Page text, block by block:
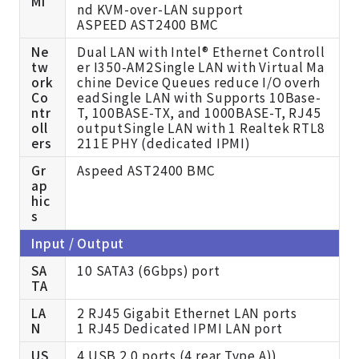
nd KVM-over-LAN support
ASPEED AST2400 BMC
Ne
tw
ork
Co
ntr
oll
ers
Dual LAN with Intel® Ethernet Controll
er I350-AM2Single LAN with Virtual Ma
chine Device Queues reduce I/O overh
eadSingle LAN with Supports 10Base-
T, 100BASE-TX, and 1000BASE-T, RJ45
outputSingle LAN with 1 Realtek RTL8
211E PHY (dedicated IPMI)
Gr
ap
hic
s
Aspeed AST2400 BMC
Input / Output
SA
TA
10 SATA3 (6Gbps) port
LA
N
2 RJ45 Gigabit Ethernet LAN ports
1 RJ45 Dedicated IPMI LAN port
US
4 USB 2.0 ports (4 rear Type A))